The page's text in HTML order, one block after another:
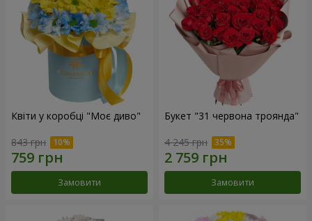
Квіти у коробці "Моє диво"
843 грн
Замовити
Букет "31 червона троянда"
4 245 грн
Замовити